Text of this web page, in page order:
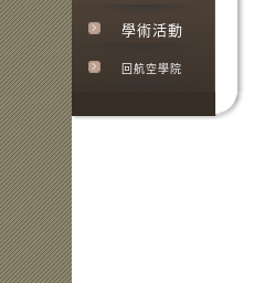
學術活動
回航空學院